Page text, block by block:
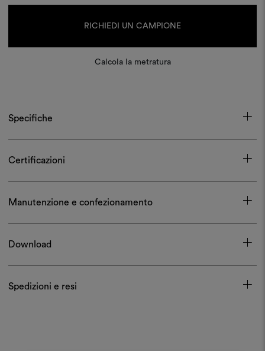
RICHIEDI UN CAMPIONE
Calcola la metratura
Specifiche
Certificazioni
Manutenzione e confezionamento
Download
Spedizioni e resi